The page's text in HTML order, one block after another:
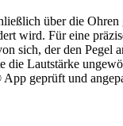
über die
wird. Für eine
sich, der den Pegel
die Lautstärke
geprüft und